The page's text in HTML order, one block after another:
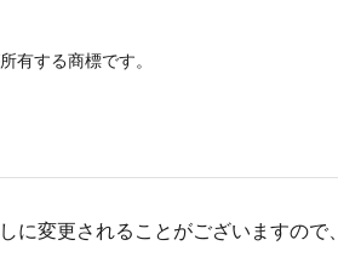
有する商標です。
変更されることがございますので